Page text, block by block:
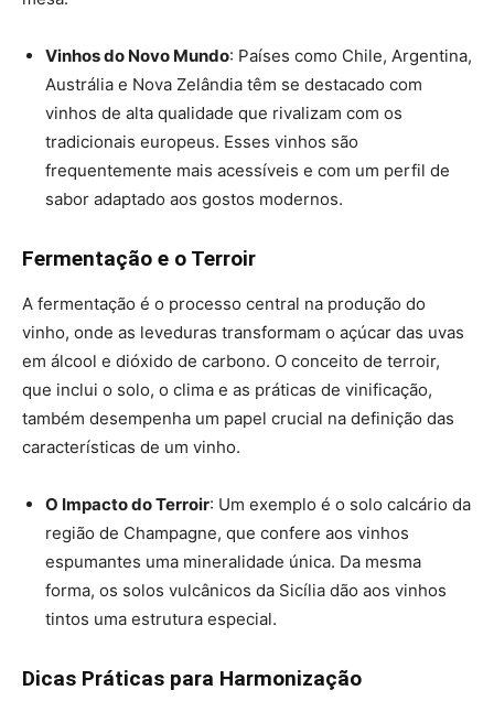
Vinhos do Novo Mundo: Países como Chile, Argentina,
Austrália e Nova Zelândia têm se destacado com
vinhos de alta qualidade que rivalizam com os
tradicionais europeus. Esses vinhos são
frequentemente mais acessíveis e com um perfil de
sabor adaptado aos gostos modernos.
Fermentação e o Terroir
A fermentação é o processo central na produção do
vinho, onde as leveduras transformam o açúcar das uvas
em álcool e dióxido de carbono​​. O conceito de terroir,
que inclui o solo, o clima e as práticas de vinificação,
também desempenha um papel crucial na definição das
características de um vinho.
O Impacto do Terroir: Um exemplo é o solo calcário da
região de Champagne, que confere aos vinhos
espumantes uma mineralidade única. Da mesma
forma, os solos vulcânicos da Sicília dão aos vinhos
tintos uma estrutura especial​.
Dicas Práticas para Harmonização